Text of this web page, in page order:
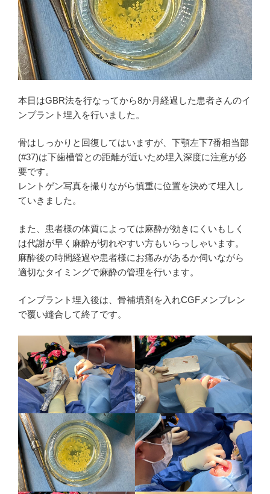
本日はGBR法を行なってから8か月経過した患者さんのイ
ンプラント埋入を行いました。
骨はしっかりと回復してはいますが、下顎左下7番相当部
(#37)は下歯槽管との距離が近いため埋入深度に注意が必
要です。
レントゲン写真を撮りながら慎重に位置を決めて埋入し
ていきました。
また、患者様の体質によっては麻酔が効きにくいもしく
は代謝が早く麻酔が切れやすい方もいらっしゃいます。
麻酔後の時間経過や患者様にお痛みがあるか伺いながら
適切なタイミングで麻酔の管理を行います。
インプラント埋入後は、骨補填剤を入れCGFメンブレン
で覆い縫合して終了です。